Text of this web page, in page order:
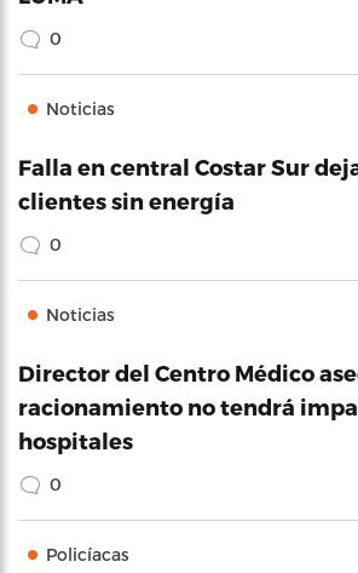
0
Noticias
Falla en central Costar Sur
clientes sin energía
0
Noticias
Director del Centro Médico
racionamiento no tendrá
hospitales
0
Policíacas